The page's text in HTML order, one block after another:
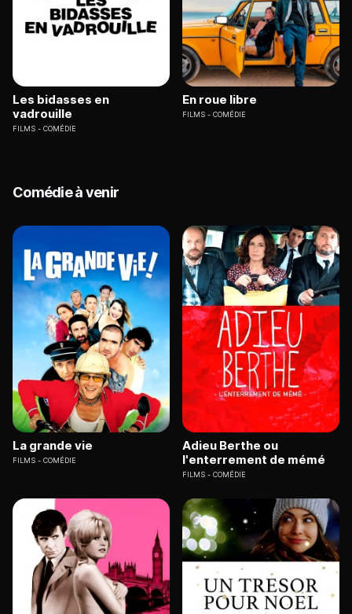
Les bidasses en
vadrouille
FILMS COMÉDIE
En roue libre
FILMS COMÉDIE
Comédie à venir
La grande vie
FILMS COMÉDIE
Adieu Berthe ou
l'enterrement de mémé
FILMS COMÉDIE